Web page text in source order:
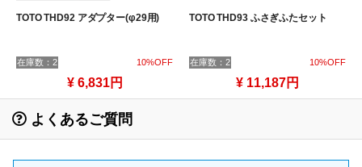
TOTO THD92 アダプター(φ29用)
在庫数：2 10%OFF
¥ 6,831円
TOTO THD93 ふさぎふたセット
在庫数：2 10%OFF
¥ 11,187円
よくあるご質問